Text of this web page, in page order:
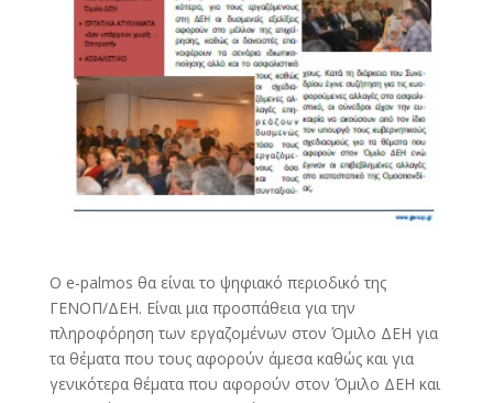
Ο e-palmos θα είναι το ψηφιακό περιοδικό της
ΓΕΝΟΠ/ΔΕΗ. Είναι μια προσπάθεια για την
πληροφόρηση των εργαζομένων στον Όμιλο ΔΕΗ για
τα θέματα που τους αφορούν άμεσα καθώς και για
γενικότερα θέματα που αφορούν στον Όμιλο ΔΕΗ και